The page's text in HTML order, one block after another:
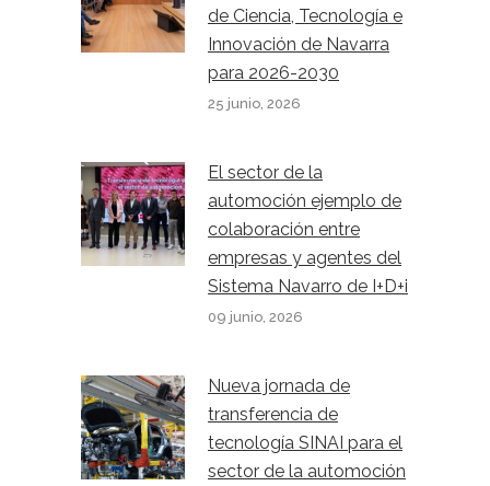
de Ciencia, Tecnología e
Innovación de Navarra
para 2026-2030
25 junio, 2026
El sector de la
automoción ejemplo de
colaboración entre
empresas y agentes del
Sistema Navarro de I+D+i
09 junio, 2026
Nueva jornada de
transferencia de
tecnología SINAI para el
sector de la automoción